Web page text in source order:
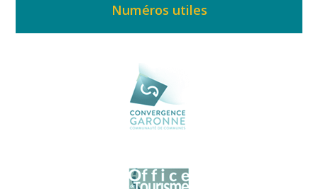
Numéros utiles